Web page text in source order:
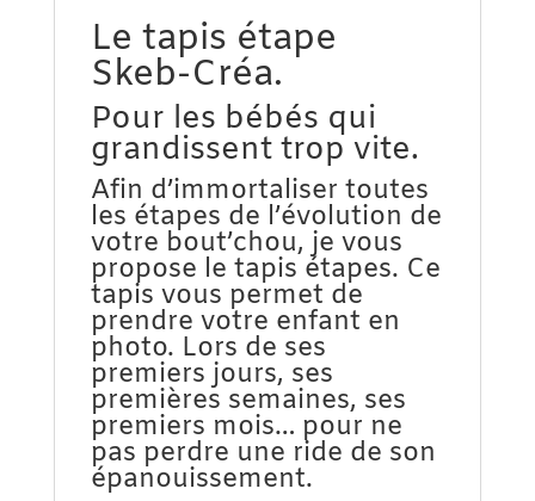
Le tapis étape
Skeb-Créa.
Pour les bébés qui
grandissent trop vite.
Afin d’immortaliser toutes
les étapes de l’évolution de
votre bout’chou, je vous
propose le tapis étapes. Ce
tapis vous permet de
prendre votre enfant en
photo. Lors de ses
premiers jours, ses
premières semaines, ses
premiers mois… pour ne
pas perdre une ride de son
épanouissement.